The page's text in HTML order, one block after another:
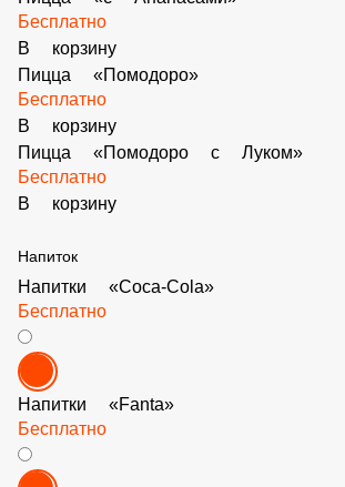
Пицца «с Грибами»
Бесплатно
В корзину
Бесплатно
В корзину
Пицца «с Ананасами»
В корзину
Пицца «Помодоро»
В корзину
Пицца «Помодоро с Луком»
Бесплатно